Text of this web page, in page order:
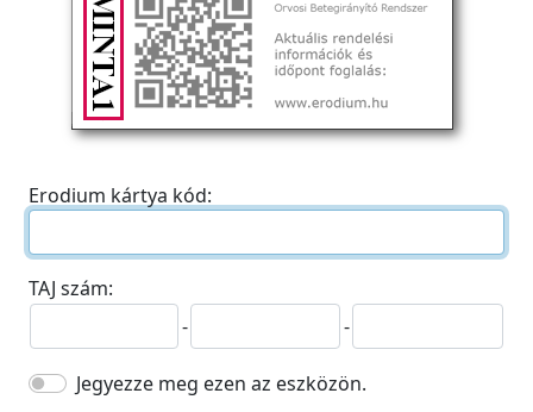
Erodium kártya kód:
TAJ szám:
-
-
Jegyezze meg ezen az eszközön.